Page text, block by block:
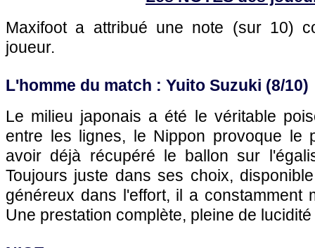
Maxifoot a attribué une note (sur 10)
joueur.
L'homme du match : Yuito Suzuki (8/10)
Le milieu japonais a été le véritable
entre les lignes, le Nippon provoque le
avoir déjà récupéré le ballon sur
Toujours juste dans ses choix,
généreux dans l'effort, il a constamment
Une prestation complète, pleine de